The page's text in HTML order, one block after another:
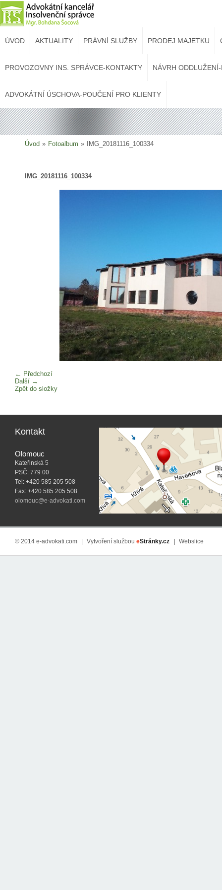
ÚVOD AKTUALITY PRÁVNÍ SLUŽBY PRODEJ MAJETKU
PROVOZOVNY INS. SPRÁVCE-KONTAKTY NÁVRH
ADVOKÁTNÍ ÚSCHOVA-POUČENÍ PRO KLIENTY
Úvod » Fotoalbum » IMG_20181116_100334
IMG_20181116_100334
← Předchozí
Další →
Zpět do složky
Kontakt
Olomouc
Kateřinská 5
PSČ: 779 00
Tel: +420 585 205 508
Fax: +420 585 205 508
olomouc@e-advokati.com
© 2014 e-advokati.com Vytvoření službou eStránky.cz Webslice